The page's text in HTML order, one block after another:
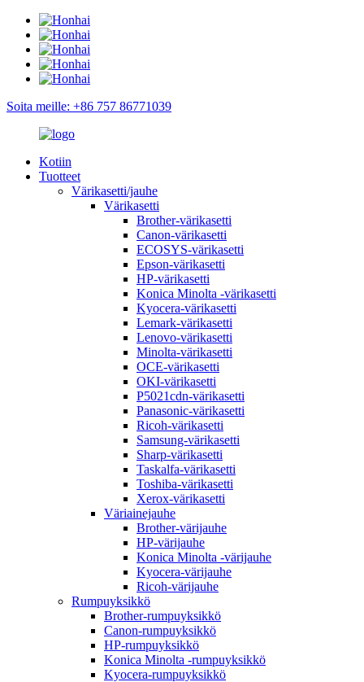
Soita meille: +86 757 86771039
Kotiin
Tuotteet
Värikasetti/jauhe
Värikasetti
Brother-värikasetti
Canon-värikasetti
ECOSYS-värikasetti
Epson-värikasetti
HP-värikasetti
Konica Minolta -värikasetti
Kyocera-värikasetti
Lemark-värikasetti
Lenovo-värikasetti
Minolta-värikasetti
OCE-värikasetti
OKI-värikasetti
P5021cdn-värikasetti
Panasonic-värikasetti
Ricoh-värikasetti
Samsung-värikasetti
Sharp-värikasetti
Taskalfa-värikasetti
Toshiba-värikasetti
Xerox-värikasetti
Väriainejauhe
Brother-värijauhe
HP-värijauhe
Konica Minolta -värijauhe
Kyocera-värijauhe
Ricoh-värijauhe
Rumpuyksikkö
Brother-rumpuyksikkö
Canon-rumpuyksikkö
HP-rumpuyksikkö
Konica Minolta -rumpuyksikkö
Kyocera-rumpuyksikkö